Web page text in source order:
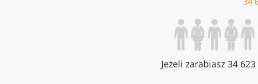
Jeżeli zarabiasz 34